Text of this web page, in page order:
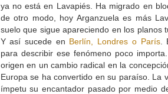
ya no está en Lavapiés. Ha migrado en
de otro modo, hoy Arganzuela es más
suelo que sigue apareciendo en los planos
Y así sucede en Berlín, Londres o París.
para describir ese fenómeno poco
origen en un cambio radical en la
Europa se ha convertido en su paraíso. La
ímpetu su encantador pasado por medio